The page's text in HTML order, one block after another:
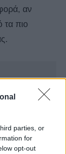
parties, or
for
opt-out
αν
τα πιο